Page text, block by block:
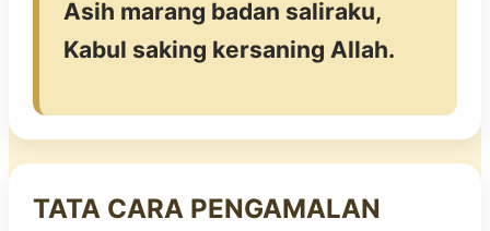
Asih marang badan saliraku,
Kabul saking kersaning Allah.
TATA CARA PENGAMALAN